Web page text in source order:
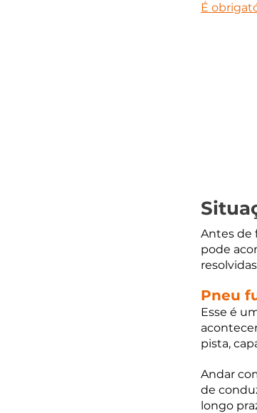
É
Antes de
pode
Pneu
Esse é
pista,
Andar
de
longo